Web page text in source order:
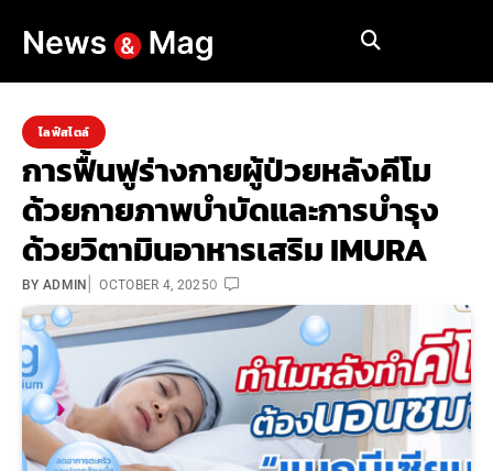
ไลฟ์สไตล์
การฟื้นฟูร่างกายผู้ป่วยหลังคีโม
ด้วยกายภาพบำบัดและการบำรุง
ด้วยวิตามินอาหารเสริม IMURA
BY ADMIN OCTOBER 4, 20250